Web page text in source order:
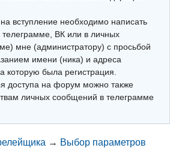
вступление необходимо написать
ВК или в личных
мне (администратору) с просьбой
имени (ника) и адреса
которую была регистрация.
доступа на форум можно также
личных сообщений в телеграмме
→ Выбор параметров